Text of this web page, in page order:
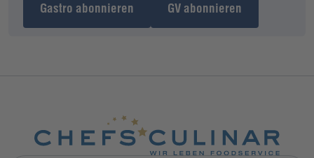
Gastro abonnieren GV abonnieren